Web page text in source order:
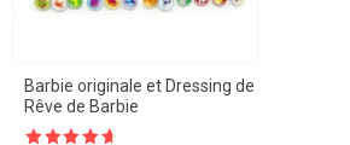
Barbie originale et Dressing de
Rêve de Barbie